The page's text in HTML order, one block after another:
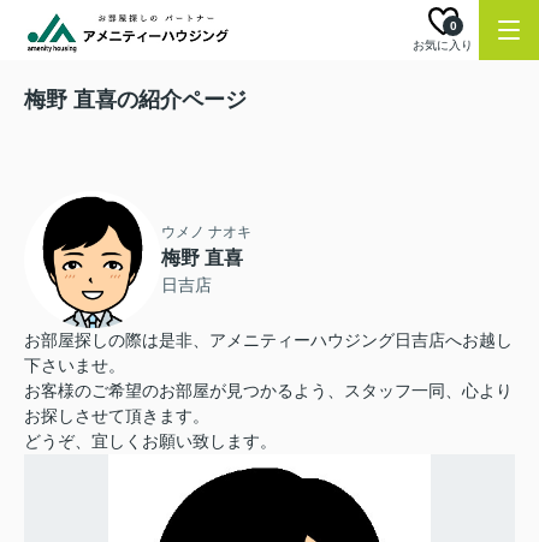
お気に入り
0
梅野 直喜の紹介ページ
ウメノ ナオキ
梅野 直喜
日吉店
お部屋探しの際は是非、アメニティーハウジング日吉店へお越し
下さいませ。
お客様のご希望のお部屋が見つかるよう、スタッフ一同、心より
お探しさせて頂きます。
どうぞ、宜しくお願い致します。